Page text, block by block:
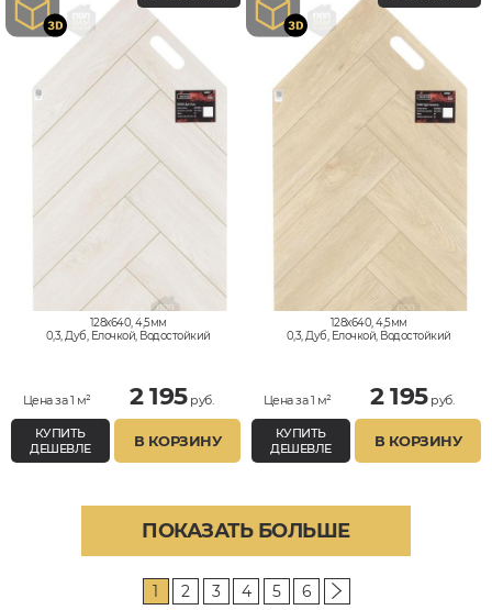
128x640, 4,5мм
0,3, Дуб, Елочкой, Водостойкий
Цена за 1 м² 2 195руб.
КУПИТЬ
ДЕШЕВЛЕ
В КОРЗИНУ
128x640, 4,5мм
0,3, Дуб, Елочкой, Водостойкий
Цена за 1 м² 2 195руб.
КУПИТЬ
ДЕШЕВЛЕ
В КОРЗИНУ
ПОКАЗАТЬ БОЛЬШЕ
1 2 3 4 5 6